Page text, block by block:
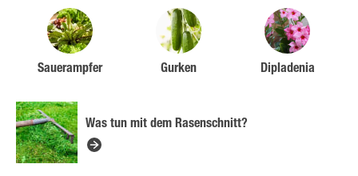
Sauerampfer Gurken Dipladenia
Was tun mit dem Rasenschnitt?